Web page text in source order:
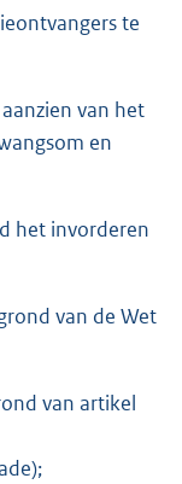
te
van het
en
het invorderen
van de Wet
van artikel